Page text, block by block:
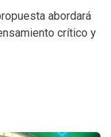
abordará
crítico y